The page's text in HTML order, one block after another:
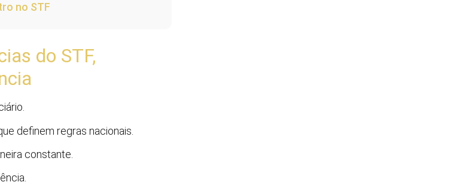
no STF
do STF,
definem regras nacionais.
constante.